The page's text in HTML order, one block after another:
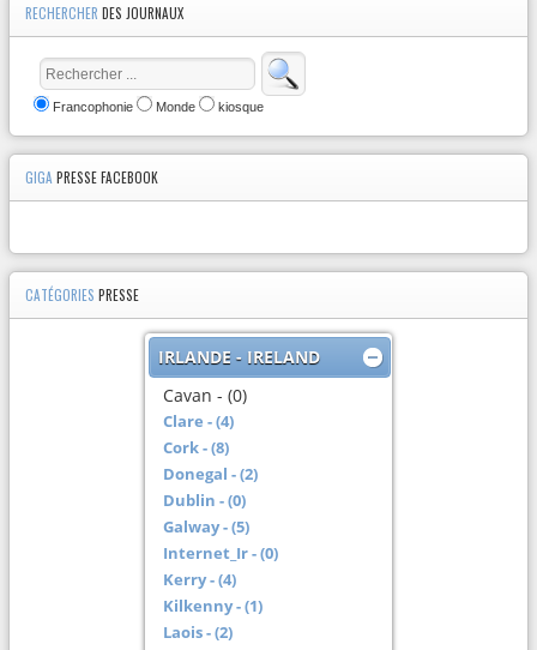
RECHERCHER DES JOURNAUX
Francophonie Monde kiosque
GIGAPRESSE FACEBOOK
CATÉGORIES PRESSE
IRLANDE - IRELAND
Cavan - (0)
Clare - (4)
Cork - (8)
Donegal - (2)
Dublin - (0)
Galway - (5)
Internet_Ir - (0)
Kerry - (4)
Kilkenny - (1)
Laois - (2)